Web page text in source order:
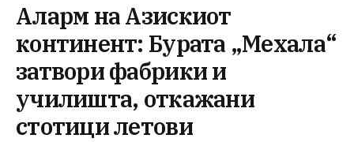
Аларм на Азискиот
континент: Бурата „Мехала“
затвори фабрики и
училишта, откажани
стотици летови